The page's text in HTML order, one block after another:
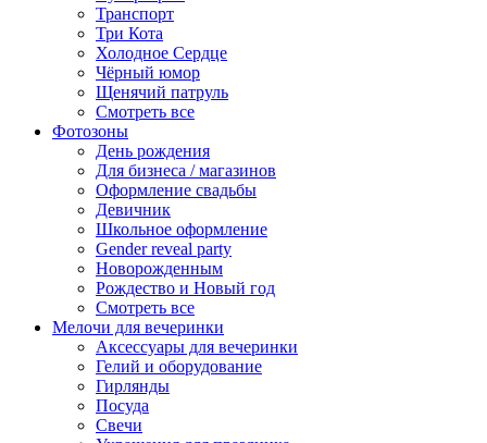
Транспорт
Три Кота
Холодное Сердце
Чёрный юмор
Щенячий патруль
Смотреть все
Фотозоны
День рождения
Для бизнеса / магазинов
Оформление свадьбы
Девичник
Школьное оформление
Gender reveal party
Новорожденным
Рождество и Новый год
Смотреть все
Мелочи для вечеринки
Аксессуары для вечеринки
Гелий и оборудование
Гирлянды
Посуда
Свечи